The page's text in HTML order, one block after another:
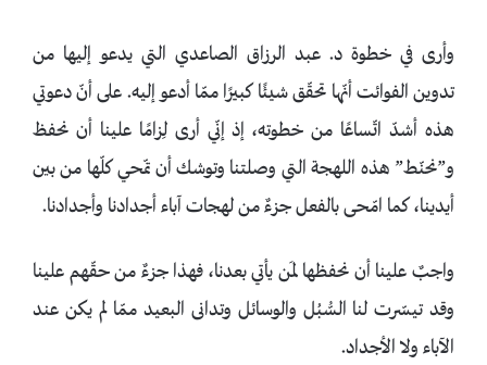
وأرى في خطوة د. عبد الرزاق الصاعدي التي يدعو إليها من
تدوين الفوائت أنّها تحقّق شيئًا كبيرًا ممّا أدعو إليه. على أنّ دعوتي
هذه أشدّ اتّساعًا من خطوته، إذ إنّي أرى لِزامًا علينا أن نحفظ
و”نحنّط” هذه اللهجة التي وصلتنا وتوشك أن تمّحي كلّها من بين
أيدينا، كما امّحى بالفعل جزءٌ من لهجات آباء أجدادنا وأجدادنا.
واجبٌ علينا أن نحفظها لمَن يأتي بعدنا، فهذا جزءٌ من حقّهم علينا
وقد تيسّرت لنا السُّبُل والوسائل وتدانى البعيد ممّا لم يكن عند
الآباء ولا الأجداد.